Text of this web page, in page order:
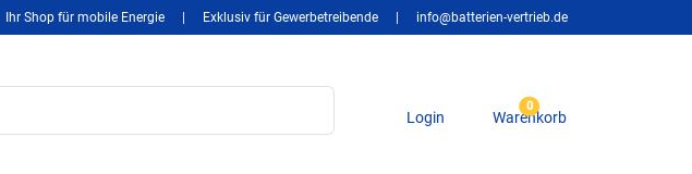
Ihr Shop für mobile Energie Exklusiv für Gewerbetreibende info@batterien-vertrieb.de
Login
0
Warenkorb